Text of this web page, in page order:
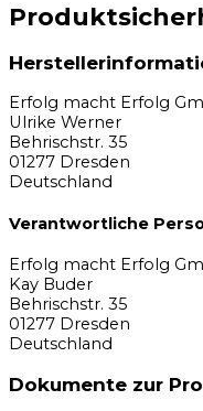
Erfolg macht Erfolg
Ulrike Werner
Behrischstr. 35
01277 Dresden
Deutschland
Verantwortliche
Erfolg macht Erfolg
Kay Buder
Behrischstr. 35
01277 Dresden
Deutschland
Dokumente zur